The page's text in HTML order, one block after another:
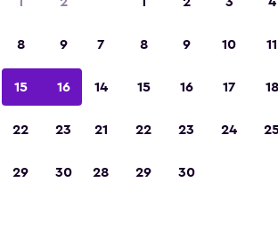
8 9
15 16
22 23
29 30
7 8 9 10 11
14 15 16 17 18
21 22 23 24
28 29 30